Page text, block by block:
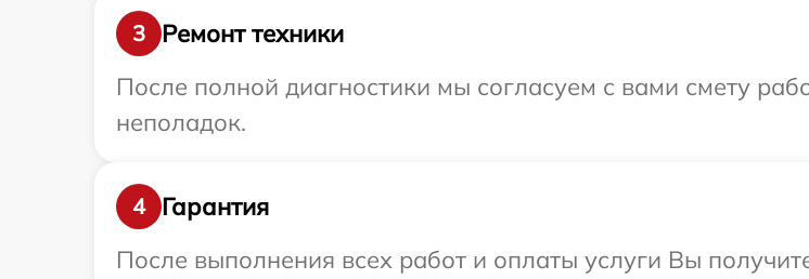
3
Ремонт техники
После полной диагностики мы согласуем с вами смету
неполадок.
4
Гарантия
После выполнения всех работ и оплаты услуги Вы